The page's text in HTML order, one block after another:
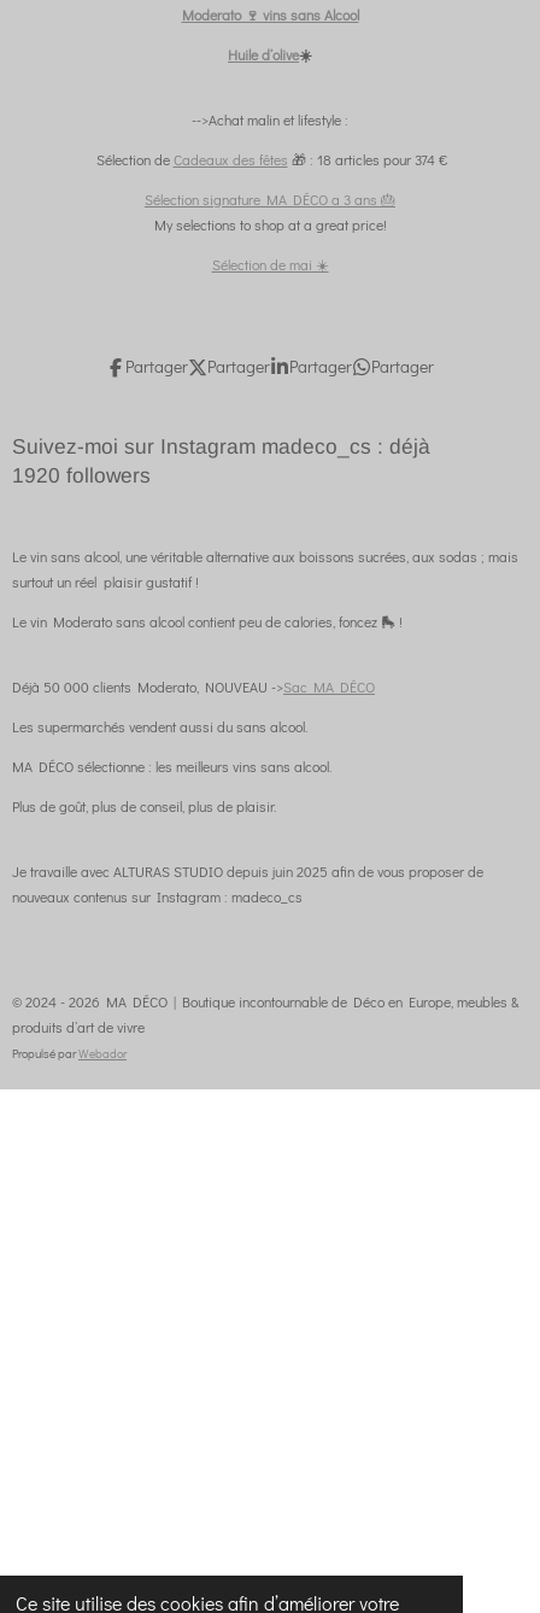
Ce site utilise des cookies afin d’améliorer votre
Moderato 🍷 vins sans Alcool
Huile d’olive☀️
-->Achat malin et lifestyle :
Sélection de Cadeaux des fêtes 🎁 : 18 articles pour 374 €
Sélection signature MA DÉCO a 3 ans 🎂
My selections to shop at a great price!
Sélection de mai ☀️
Partager Partager Partager Partager
Suivez-moi sur Instagram madeco_cs : déjà
1920 followers
Le vin sans alcool, une véritable alternative aux boissons sucrées, aux sodas ; mais
surtout un réel plaisir gustatif !
Le vin Moderato sans alcool contient peu de calories, foncez 🛼 !
Déjà 50 000 clients Moderato, NOUVEAU ->Sac MA DÉCO
Les supermarchés vendent aussi du sans alcool.
MA DÉCO sélectionne : les meilleurs vins sans alcool.
Plus de goût, plus de conseil, plus de plaisir.
Je travaille avec ALTURAS STUDIO depuis juin 2025 afin de vous proposer de
nouveaux contenus sur Instagram : madeco_cs
© 2024 - 2026 MA DÉCO | Boutique incontournable de Déco en Europe, meubles &
produits d’art de vivre
Propulsé parWebador